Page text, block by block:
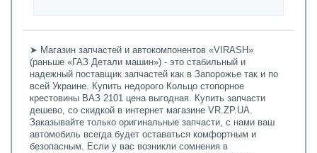
➤ Магазин запчастей и автокомпонентов «VIRASH»
(раньше «ГАЗ Детали машин») - это стабильный и
надежный поставщик запчастей как в Запорожье так и по
всей Украине. Купить недорого Кольцо стопорное
крестовины ВАЗ 2101 цена выгодная. Купить запчасти
дешево, со скидкой в интернет магазине VR.ZP.UA.
Заказывайте только оригинальные запчасти, с нами ваш
автомобиль всегда будет оставаться комфортным и
безопасным. Если у вас возникли сомнения в